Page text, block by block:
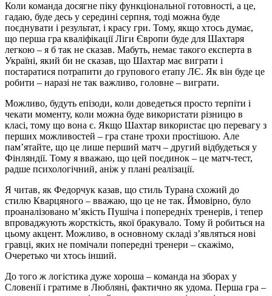
Коли команда досягне піку функціональної готовності, а це,
гадаю, буде десь у середині серпня, тоді можна буде
поєднувати і результат, і красу гри. Тому, якщо хтось думає,
що перша гра кваліфікації Ліги Європи буде для Шахтаря
легкою – я б так не сказав. Мабуть, немає такого експерта в
Україні, який би не сказав, що Шахтар має виграти і
постаратися потрапити до групового етапу ЛЄ. Як він буде це
робити – наразі не так важливо, головне – виграти.
Можливо, будуть епізоди, коли доведеться просто терпіти і
чекати моменту, коли можна буде використати різницю в
класі, тому що вона є. Якщо Шахтар використає цю перевагу з
перших можливостей – гра стане трохи простішою. Але
пам’ятайте, що це лише перший матч – другий відбудеться у
Фінляндії. Тому я вважаю, що цей поєдинок – це матч-тест,
радше психологічний, аніж у плані реалізації.
Я читав, як Федорчук казав, що стиль Турана схожий до
стилю Кварцяного – вважаю, що це не так. Ймовірно, було
проаналізовано м’якість Пушіча і попередніх тренерів, і тепер
впроваджують жорсткість, якої бракувало. Тому й робиться на
цьому акцент. Можливо, в основному складі з’являться нові
гравці, яких не помічали попередні тренери – скажімо,
Очеретько чи хтось інший.
До того ж логістика дуже хороша – команда на зборах у
Словенії і гратиме в Любляні, фактично як удома. Перша гра –